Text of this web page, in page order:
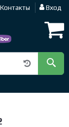
Контакты Вход